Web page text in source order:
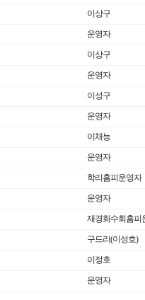
이상구
운영자
이상구
운영자
이성구
운영자
이채능
운영자
학리홈피운영자
운영자
재경화수회홈피
구드리(이성호)
이정호
운영자